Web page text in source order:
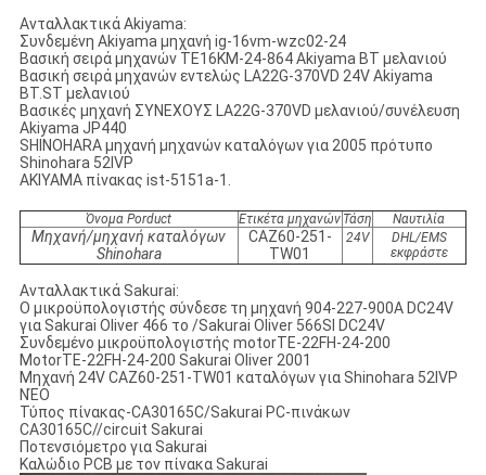
Ανταλλακτικά Akiyama:
Συνδεμένη Akiyama μηχανή ig-16vm-wzc02-24
Βασική σειρά μηχανών TE16KM-24-864 Akiyama BT μελανιού
Βασική σειρά μηχανών εντελώς LA22G-370VD 24V Akiyama
BT.ST μελανιού
Βασικές μηχανή ΣΥΝΕΧΟΥΣ LA22G-370VD μελανιού/συνέλευση
Akiyama JP440
SHINOHARA μηχανή μηχανών καταλόγων για 2005 πρότυπο
Shinohara 52IVP
AKIYAMA πίνακας ist-5151a-1.
Όνομα Porduct Ετικέτα μηχανών Τάση Ναυτιλία
Μηχανή/μηχανή καταλόγων
Shinohara
CAZ60-251-
TW01
24V
DHL/EMS
εκφράστε
Ανταλλακτικά Sakurai:
Ο μικροϋπολογιστής σύνδεσε τη μηχανή 904-227-900A DC24V
για Sakurai Oliver 466 το /Sakurai Oliver 566SI DC24V
Συνδεμένο μικροϋπολογιστής motorTE-22FH-24-200
MotorTE-22FH-24-200 Sakurai Oliver 2001
Μηχανή 24V CAZ60-251-TW01 καταλόγων για Shinohara 52IVP
ΝΈΟ
Τύπος πίνακας-CA30165C/Sakurai PC-πινάκων
CA30165C//circuit Sakurai
Ποτενσιόμετρο για Sakurai
Καλώδιο PCB με τον πίνακα Sakurai